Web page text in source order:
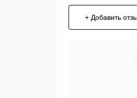
+ Добавить